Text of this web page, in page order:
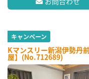
キャンペーン
Kマンスリー新潟伊勢丹
屋】(No.712689)